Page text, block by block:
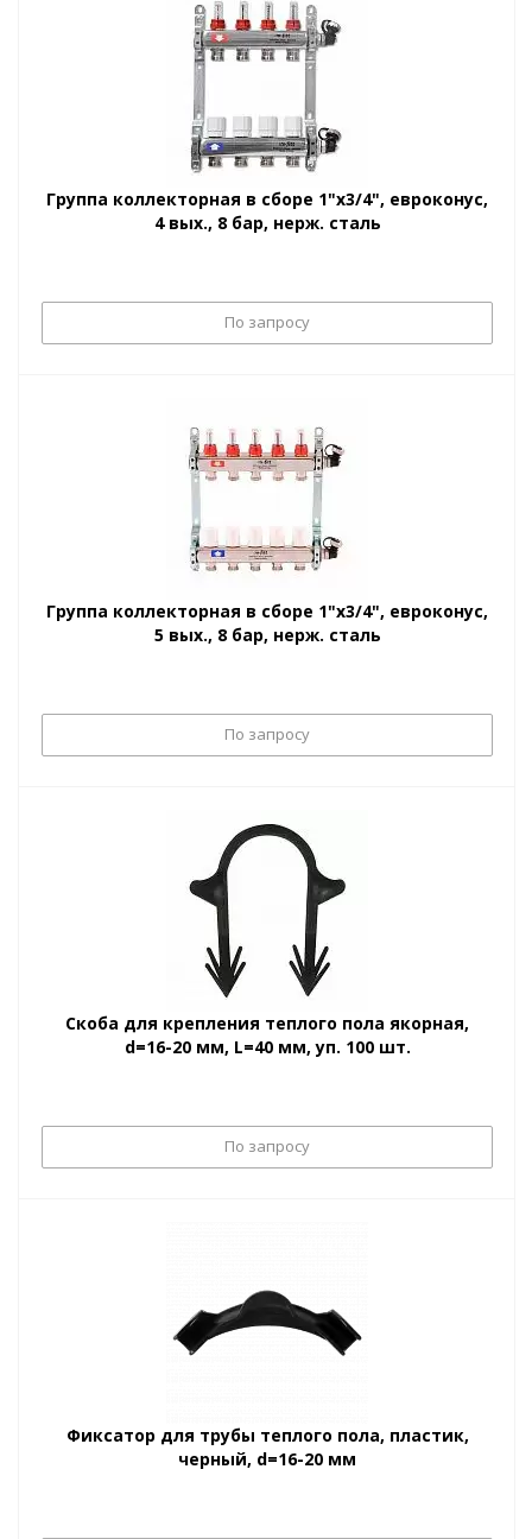
Группа коллекторная в сборе 1"x3/4", евроконус,
4 вых., 8 бар, нерж. сталь
По запросу
Группа коллекторная в сборе 1"x3/4", евроконус,
5 вых., 8 бар, нерж. сталь
По запросу
Скоба для крепления теплого пола якорная,
d=16-20 мм, L=40 мм, уп. 100 шт.
По запросу
Фиксатор для трубы теплого пола, пластик,
черный, d=16-20 мм